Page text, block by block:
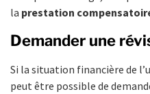
la prestation
Demander une
Si la situation financière de
peut être possible de